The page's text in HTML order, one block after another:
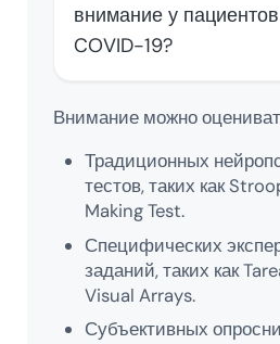
внимание у
COVID-19?
Внимание можно
Традиционных
тестов, таких как
Making Test.
Специфических
заданий, таких как
Visual Arrays.
Субъективных